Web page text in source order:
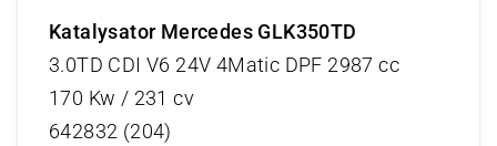
Katalysator Mercedes GLK350TD
3.0TD CDI V6 24V 4Matic DPF 2987 cc
170 Kw / 231 cv
642832 (204)